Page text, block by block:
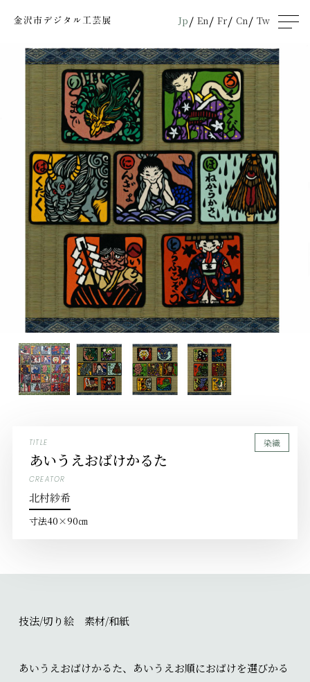
Jp En Fr Cn Tw
men
u
TITLE
あいうえおばけかるた
CREATOR
北村紗希
寸法40×90㎝
染織
技法/切り絵 素材/和紙
あいうえおばけかるた、あいうえお順におばけを選びかる